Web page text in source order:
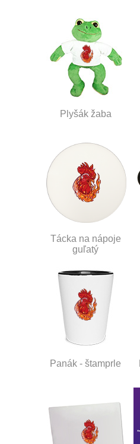
Plyšák žaba
Tácka na nápoje
guľatý
Panák - štamprle